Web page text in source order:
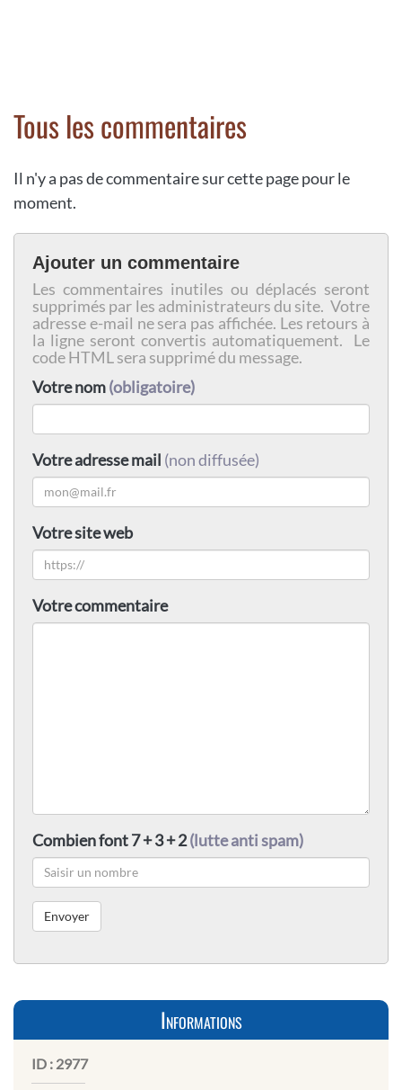
Tous les commentaires
Il n'y a pas de commentaire sur cette page pour le
moment.
Ajouter un commentaire
Les commentaires inutiles ou déplacés seront
supprimés par les administrateurs du site. Votre
adresse e-mail ne sera pas affichée. Les retours à
la ligne seront convertis automatiquement. Le
code HTML sera supprimé du message.
Votre nom(obligatoire)
Votre adresse mail (non diffusée)
Votre site web
Votre commentaire
Combien font 7 + 3 + 2(lutte anti spam)
Informations
ID : 2977